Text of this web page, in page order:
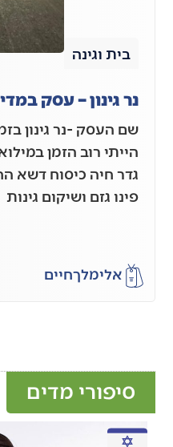
בית וגינה
נר גינון – עסק
שם העסק -נר גינון
הייתי רוב הזמן
גדר חיה כיסוח דשא
פינו גזם ושיקום גינות
אלימלךחיים
סיפורי מדים